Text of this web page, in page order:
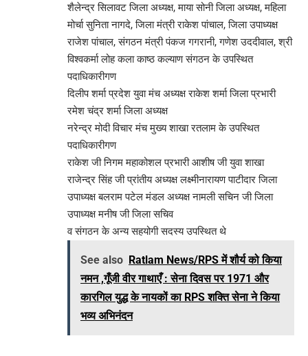
शैलेन्द्र सिलावट जिला अध्यक्ष, माया सोनी जिला अध्यक्ष, महिला
मोर्चा सुनिता नागदे, जिला मंत्री राकेश पांचाल, जिला उपाध्यक्ष
राजेश पांचाल, संगठन मंत्री पंकज गगरानी, गणेश उददीवाल, श्री
विश्वकर्मा लोह कला काष्ठ कल्याण संगठन के उपस्थित
पदाधिकारीगण
दिलीप शर्मा प्रदेश युवा मंच अध्यक्ष राकेश शर्मा जिला प्रभारी
रमेश चंद्र शर्मा जिला अध्यक्ष
नरेन्द्र मोदी विचार मंच मुख्य शाखा रतलाम के उपस्थित
पदाधिकारीगण
राकेश जी निगम महाकोशल प्रभारी आशीष जी युवा शाखा
राजेन्द्र सिंह जी प्रांतीय अध्यक्ष लक्ष्मीनारायण पाटीदार जिला
उपाध्यक्ष बलराम पटेल मंडल अध्यक्ष नामली सचिन जी जिला
उपाध्यक्ष मनीष जी जिला सचिव
व संगठन के अन्य सहयोगी सदस्य उपस्थित थे
See also Ratlam News/RPS में शौर्य को किया
नमन ,गूँजी वीर गाथाएँ : सेना दिवस पर 1971 और
कारगिल युद्ध के नायकों का RPS शक्ति सेना ने किया
भव्य अभिनंदन